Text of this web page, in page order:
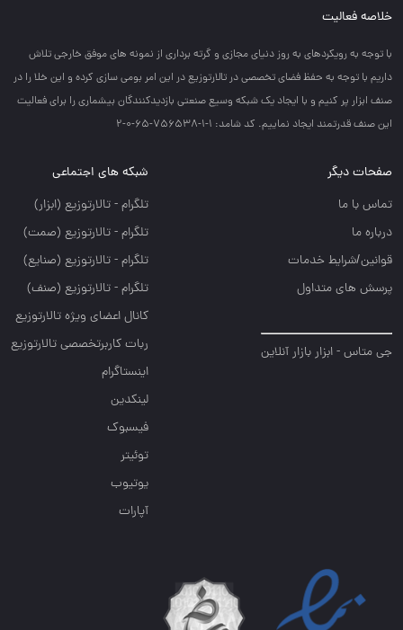
خلاصه فعالیت
با توجه به رويكردهاي به روز دنياي مجازي و گرته برداري از نمونه هاي موفق خارجي تلاش
داريم با توجه به حفظ فضاي تخصصي در تالارتوزيع در اين امر بومي سازي كرده و اين خلا را در
صنف ابزار پر كنيم و با ايجاد يك شبكه وسيع صنعتي بازديدكنندگان بيشماري را براي فعاليت
اين صنف قدرتمند ايجاد نماييم. کد شامد: 1-1-756538-65-0-2
صفحات دیگر
تماس با ما
درباره ما
قوانین/شرایط خدمات
پرسش های متداول
جی متاس - ابزار بازار آنلاین
شبکه های اجتماعی
تلگرام - تالارتوزيع (ابزار)
تلگرام - تالارتوزيع (صمت)
تلگرام - تالارتوزيع (صنايع)
تلگرام - تالارتوزیع (صنف)
کانال اعضای ویژه تالارتوزیع
ربات کاربرتخصصی تالارتوزیع
اینستاگرام
لینکدین
فیسبوک
توئیتر
یوتیوب
آپارات